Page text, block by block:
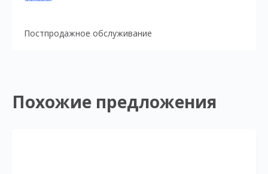
Постпродажное обслуживание
Похожие предложения